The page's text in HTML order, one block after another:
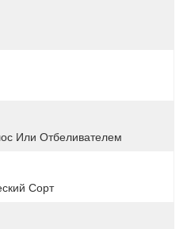
Или Отбеливателем
Сорт